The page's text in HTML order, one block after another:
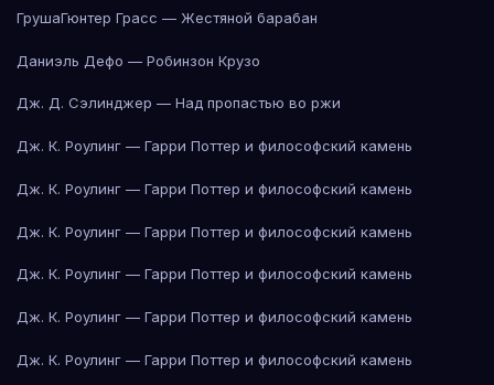
ГрушаГюнтер Грасс — Жестяной барабан
Даниэль Дефо — Робинзон Крузо
Дж. Д. Сэлинджер — Над пропастью во ржи
Дж. К. Роулинг — Гарри Поттер и философский камень
Дж. К. Роулинг — Гарри Поттер и философский камень
Дж. К. Роулинг — Гарри Поттер и философский камень
Дж. К. Роулинг — Гарри Поттер и философский камень
Дж. К. Роулинг — Гарри Поттер и философский камень
Дж. К. Роулинг — Гарри Поттер и философский камень